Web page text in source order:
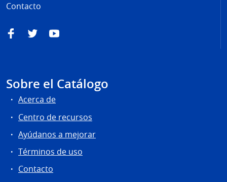
Contacto
FacebookTwitterYouTube
Sobre el Catálogo
Acerca de
Centro de recursos
Ayúdanos a mejorar
Términos de uso
Contacto